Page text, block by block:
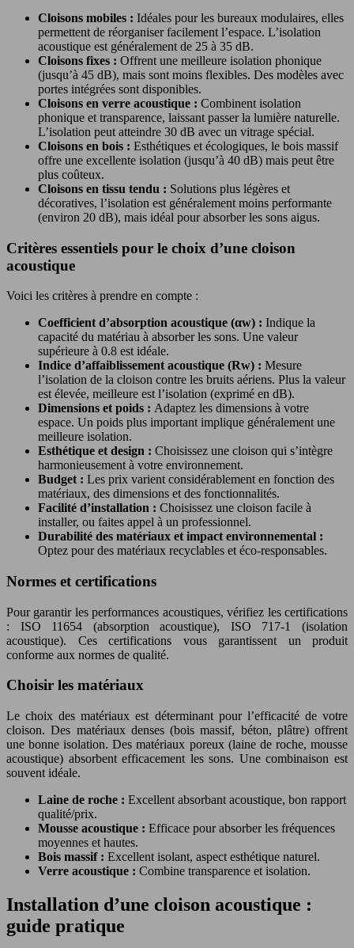
Cloisons mobiles : Idéales pour les bureaux modulaires, elles
permettent de réorganiser facilement l’espace. L’isolation
acoustique est généralement de 25 à 35 dB.
Cloisons fixes : Offrent une meilleure isolation phonique
(jusqu’à 45 dB), mais sont moins flexibles. Des modèles avec
portes intégrées sont disponibles.
Cloisons en verre acoustique : Combinent isolation
phonique et transparence, laissant passer la lumière naturelle.
L’isolation peut atteindre 30 dB avec un vitrage spécial.
Cloisons en bois : Esthétiques et écologiques, le bois massif
offre une excellente isolation (jusqu’à 40 dB) mais peut être
plus coûteux.
Cloisons en tissu tendu : Solutions plus légères et
décoratives, l’isolation est généralement moins performante
(environ 20 dB), mais idéal pour absorber les sons aigus.
Critères essentiels pour le choix d’une cloison
acoustique
Voici les critères à prendre en compte :
Coefficient d’absorption acoustique (αw) : Indique la
capacité du matériau à absorber les sons. Une valeur
supérieure à 0.8 est idéale.
Indice d’affaiblissement acoustique (Rw) : Mesure
l’isolation de la cloison contre les bruits aériens. Plus la valeur
est élevée, meilleure est l’isolation (exprimé en dB).
Dimensions et poids : Adaptez les dimensions à votre
espace. Un poids plus important implique généralement une
meilleure isolation.
Esthétique et design : Choisissez une cloison qui s’intègre
harmonieusement à votre environnement.
Budget : Les prix varient considérablement en fonction des
matériaux, des dimensions et des fonctionnalités.
Facilité d’installation : Choisissez une cloison facile à
installer, ou faites appel à un professionnel.
Durabilité des matériaux et impact environnemental :
Optez pour des matériaux recyclables et éco-responsables.
Normes et certifications
Pour garantir les performances acoustiques, vérifiez les certifications
: ISO 11654 (absorption acoustique), ISO 717-1 (isolation
acoustique). Ces certifications vous garantissent un produit
conforme aux normes de qualité.
Choisir les matériaux
Le choix des matériaux est déterminant pour l’efficacité de votre
cloison. Des matériaux denses (bois massif, béton, plâtre) offrent
une bonne isolation. Des matériaux poreux (laine de roche, mousse
acoustique) absorbent efficacement les sons. Une combinaison est
souvent idéale.
Laine de roche : Excellent absorbant acoustique, bon rapport
qualité/prix.
Mousse acoustique : Efficace pour absorber les fréquences
moyennes et hautes.
Bois massif : Excellent isolant, aspect esthétique naturel.
Verre acoustique : Combine transparence et isolation.
Installation d’une cloison acoustique :
guide pratique